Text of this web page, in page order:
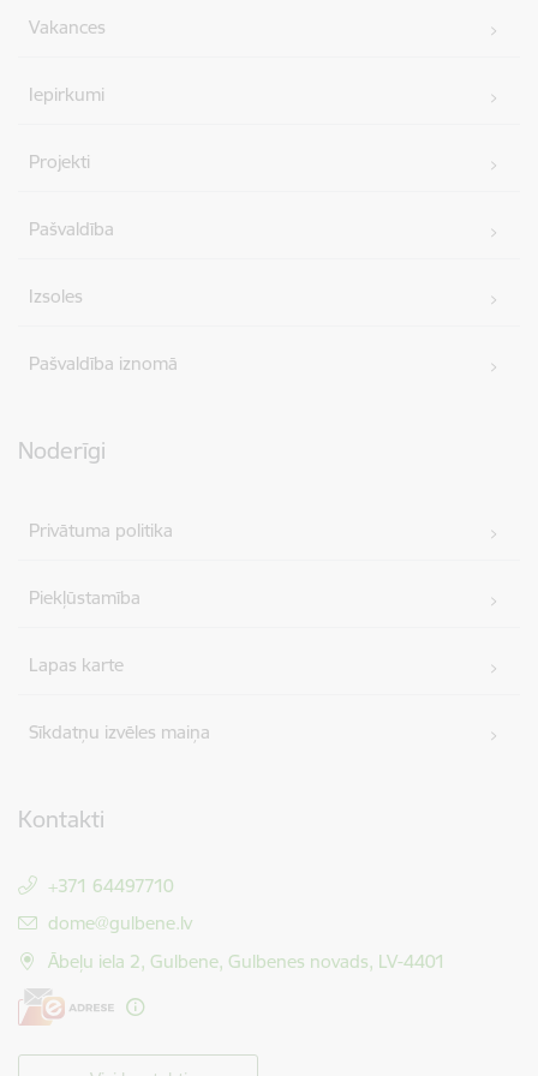
Vakances
Iepirkumi
Projekti
Pašvaldība
Izsoles
Pašvaldība iznomā
Noderīgi
Privātuma politika
Piekļūstamība
Lapas karte
Sīkdatņu izvēles maiņa
Kontakti
+371 64497710
E-pasts:
dome@gulbene.lv
Ābeļu iela 2, Gulbene, Gulbenes novads, LV-4401